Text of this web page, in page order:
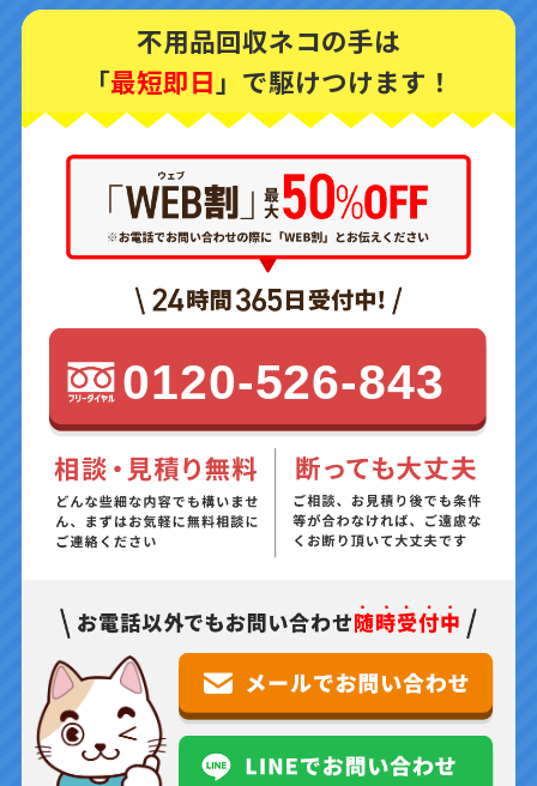
不用品回収ネコの手は
「最短即日 」で駆けつけます！
0120-526-843